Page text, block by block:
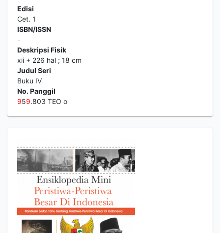
Edisi
Cet. 1
ISBN/ISSN
-
Deskripsi Fisik
xii + 226 hal ; 18 cm
Judul Seri
Buku IV
No. Panggil
959.803 TEO o